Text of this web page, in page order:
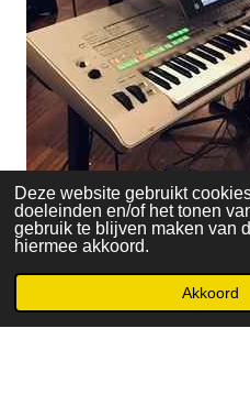
Deze website gebruikt
doeleinden en/of het tonen
gebruik te blijven maken van
hiermee akkoord.
Akkoord
© 2018 - 2026 Frit2Go
Telefoonnummer